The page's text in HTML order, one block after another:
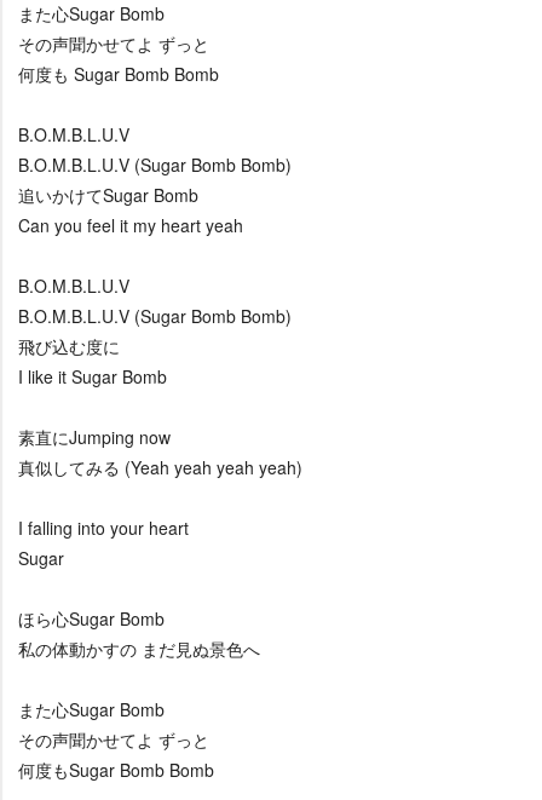
また心Sugar Bomb
その声聞かせてよ ずっと
何度も Sugar Bomb Bomb
B.O.M.B.L.U.V
B.O.M.B.L.U.V (Sugar Bomb Bomb)
追いかけてSugar Bomb
Can you feel it my heart yeah
B.O.M.B.L.U.V
B.O.M.B.L.U.V (Sugar Bomb Bomb)
飛び込む度に
I like it Sugar Bomb
素直にJumping now
真似してみる (Yeah yeah yeah yeah)
I falling into your heart
Sugar
ほら心Sugar Bomb
私の体動かすの まだ見ぬ景色へ
また心Sugar Bomb
その声聞かせてよ ずっと
何度もSugar Bomb Bomb